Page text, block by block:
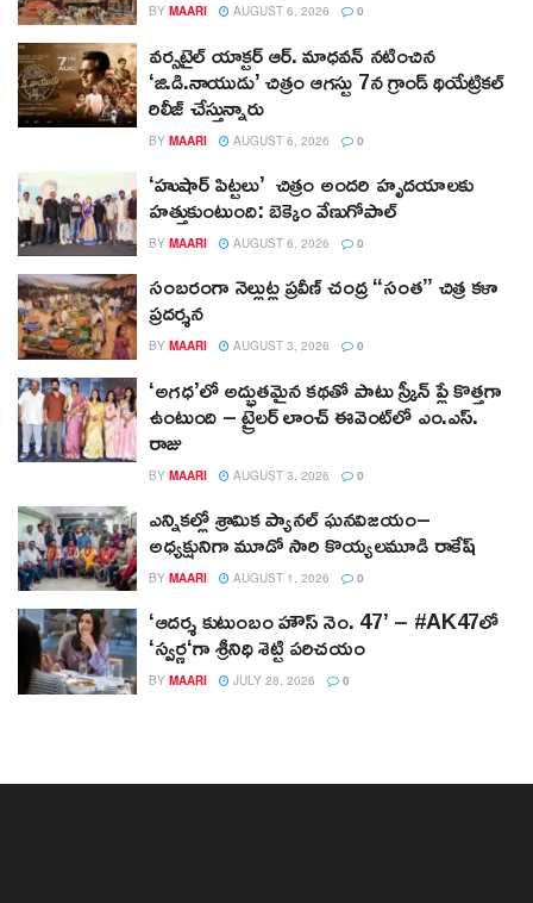
BY MAARI AUGUST 6, 2026 0
వర్సటైల్ యాక్టర్ ఆర్‌. మాధవన్‌ నటించిన
‘జి.డి.నాయుడు’ చిత్రం ఆగస్టు 7న గ్రాండ్ థియేట్రికల్
రిలీజ్ చేస్తున్నారు
BY MAARI AUGUST 6, 2026 0
‘హుషార్‌ పిట్టలు’ చిత్రం అందరి హృదయాలకు
హత్తుకుంటుంది: బెక్కెం వేణుగోపాల్‌
BY MAARI AUGUST 6, 2026 0
సంబరంగా నెల్లుట్ల ప్రవీణ్ చంద్ర “సంత” చిత్ర కళా
ప్రదర్శన
BY MAARI AUGUST 3, 2026 0
‘అగధ’లో అద్భుతమైన కథతో పాటు స్క్రీన్ ప్లే కొత్తగా
ఉంటుంది – ట్రైలర్ లాంచ్ ఈవెంట్‌లో ఎం.ఎస్.
రాజు
BY MAARI AUGUST 3, 2026 0
ఎన్నికల్లో శ్రామిక ప్యానల్‌ ఘనవిజయం–
అధ్యక్షునిగా మూడో సారి కొయ్యలమూడి రాకేష్‌
BY MAARI AUGUST 1, 2026 0
‘ఆదర్శ కుటుంబం హౌస్ నెం. 47’ – #AK47లో
‘స్వర్ణ‘గా శ్రీనిధి శెట్టి పరిచయం
BY MAARI JULY 28, 2026 0